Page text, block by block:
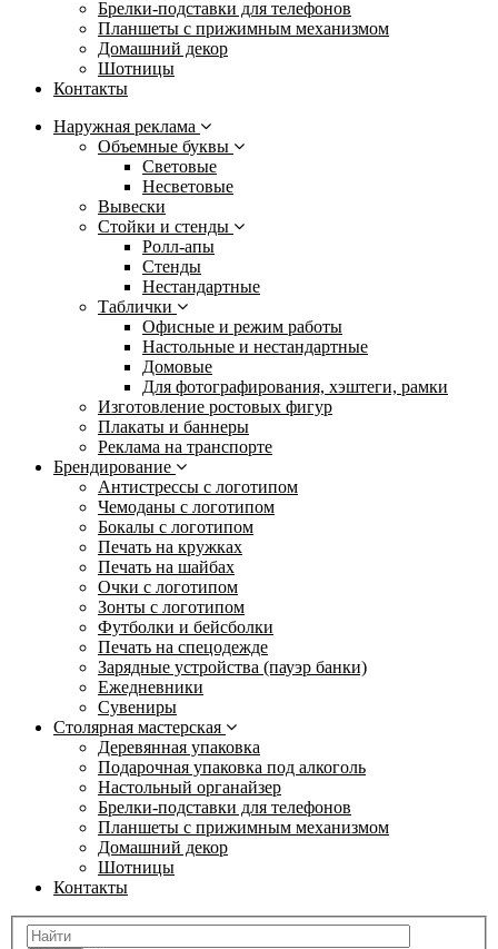
Брелки-подставки для телефонов
Планшеты с прижимным механизмом
Домашний декор
Шотницы
Контакты
Наружная реклама
Объемные буквы
Световые
Несветовые
Вывески
Стойки и стенды
Ролл-апы
Стенды
Нестандартные
Таблички
Офисные и режим работы
Настольные и нестандартные
Домовые
Для фотографирования, хэштеги, рамки
Изготовление ростовых фигур
Плакаты и баннеры
Реклама на транспорте
Брендирование
Антистрессы с логотипом
Чемоданы с логотипом
Бокалы с логотипом
Печать на кружках
Печать на шайбах
Очки с логотипом
Зонты с логотипом
Футболки и бейсболки
Печать на спецодежде
Зарядные устройства (пауэр банки)
Ежедневники
Сувениры
Столярная мастерская
Деревянная упаковка
Подарочная упаковка под алкоголь
Настольный органайзер
Брелки-подставки для телефонов
Планшеты с прижимным механизмом
Домашний декор
Шотницы
Контакты